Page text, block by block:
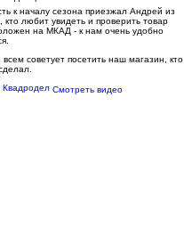
к началу сезона приезжал Андрей из
любит увидеть и проверить товар
на МКАД - к нам очень удобно
советует посетить наш магазин, кто
Смотреть видео